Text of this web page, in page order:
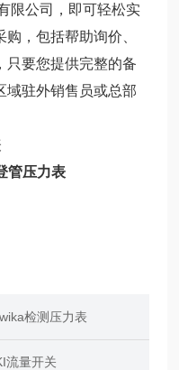
限公司，即可轻松实
，包括帮助询价、
只要您提供完整的备
域驻外销售员或总部
管压力表
检测压力表
流量开关